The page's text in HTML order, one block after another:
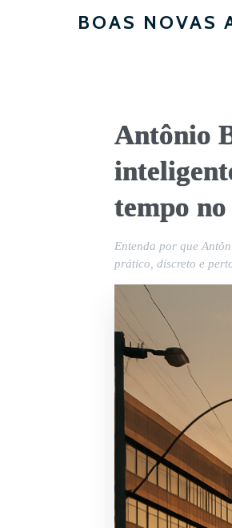
BOAS NOVAS
Antônio
tempo no
Entenda por que
prático, discreto e